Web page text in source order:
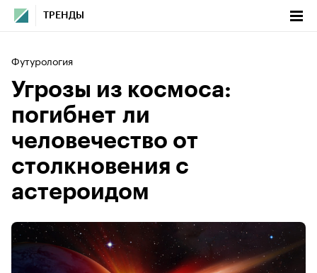
ТРЕНДЫ
Футурология
Угрозы из космоса:
погибнет ли
человечество от
столкновения с
астероидом